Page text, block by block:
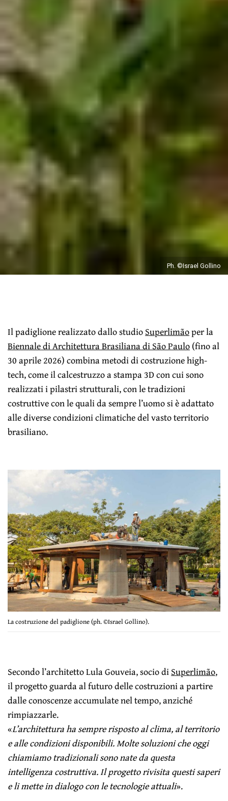
Ph. ©Israel Gollino
Il padiglione realizzato dallo studioSuperlimãoper la
Biennale di Architettura Brasiliana di São Paulo(fino al
30 aprile 2026) combina metodi di costruzione high-
tech, come il calcestruzzo a stampa 3D con cui sono
realizzati i pilastri strutturali, con le tradizioni
costruttive con le quali da sempre l’uomo si è adattato
alle diverse condizioni climatiche del vasto territorio
brasiliano.
La costruzione del padiglione (ph. ©Israel Gollino).
Secondo l’architetto Lula Gouveia, socio diSuperlimão,
il progetto guarda al futuro delle costruzioni a partire
dalle conoscenze accumulate nel tempo, anziché
rimpiazzarle.
«L’architettura ha sempre risposto al clima, al territorio
e alle condizioni disponibili. Molte soluzioni che oggi
chiamiamo tradizionali sono nate da questa
intelligenza costruttiva. Il progetto rivisita questi saperi
e li mette in dialogo con le tecnologie attuali».